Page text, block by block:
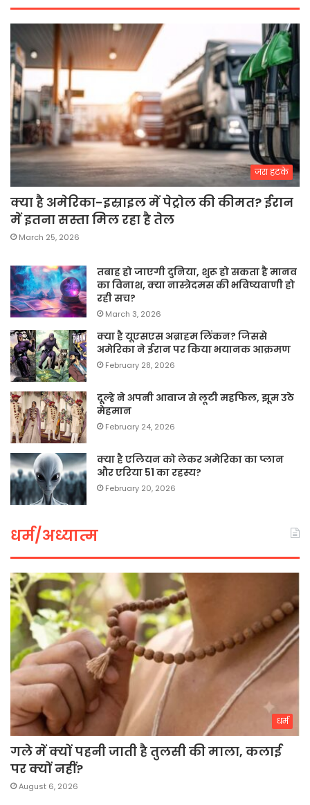
जरा हटके
क्या है अमेरिका-इस्राइल में पेट्रोल की कीमत? ईरान
में इतना सस्ता मिल रहा है तेल
March 25, 2026
तबाह हो जाएगी दुनिया, शुरू हो सकता है मानव
का विनाश, क्या नास्त्रेदमस की भविष्यवाणी हो
रही सच?
March 3, 2026
क्या है यूएसएस अब्राहम लिंकन? जिससे
अमेरिका ने ईरान पर किया भयानक आक्रमण
February 28, 2026
दूल्हे ने अपनी आवाज से लूटी महफिल, झूम उठे
मेहमान
February 24, 2026
क्या है एलियन को लेकर अमेरिका का प्लान
और एरिया 51 का रहस्य?
February 20, 2026
धर्म/अध्यात्म
धर्म
गले में क्यों पहनी जाती है तुलसी की माला, कलाई
पर क्यों नहीं?
August 6, 2026